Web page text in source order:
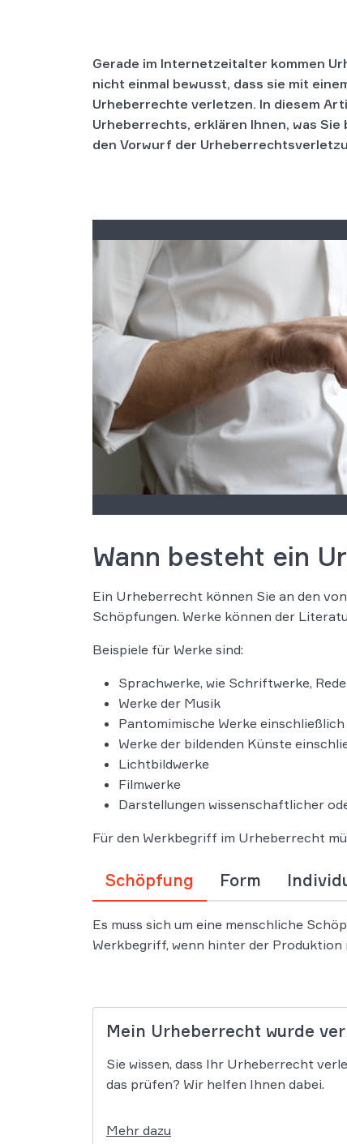
Gerade im Internetzeitalter kommen
nicht einmal bewusst, dass sie mit
Urheberrechte verletzen. In diesem
Urheberrechts, erklären Ihnen, was
den Vorwurf der
Wann besteht ein
Ein Urheberrecht können Sie an den
Schöpfungen. Werke können der
Beispiele für Werke sind:
Sprachwerke, wie Schriftwerke,
Werke der Musik
Pantomimische Werke
Werke der bildenden Künste
Lichtbildwerke
Filmwerke
Darstellungen wissenschaftlicher
Für den Werkbegriff im Urheberrecht
Schöpfung Form
Es muss sich um eine menschliche
Werkbegriff, wenn hinter der
Mein Urheberrecht wurde
Sie wissen, dass Ihr Urheberrecht
das prüfen? Wir helfen Ihnen dabei.
Mehr dazu